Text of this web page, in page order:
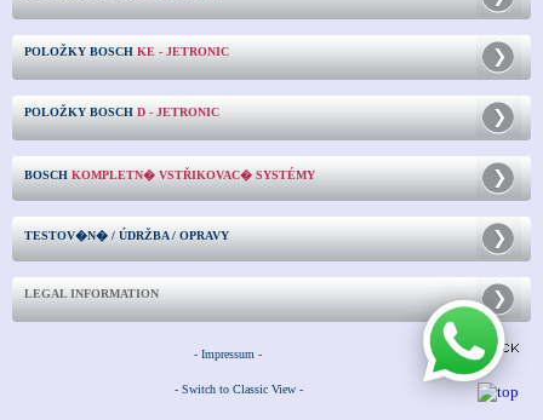
POLOŽKY BOSCH KE - JETRONIC
POLOŽKY BOSCH D - JETRONIC
BOSCH KOMPLETN� VSTŘIKOVAC� SYSTÉMY
TESTOV�N� / ÚDRŽBA / OPRAVY
LEGAL INFORMATION
- Impressum -
- Switch to Classic View -